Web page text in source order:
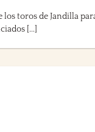
los toros de Jandilla
[...]